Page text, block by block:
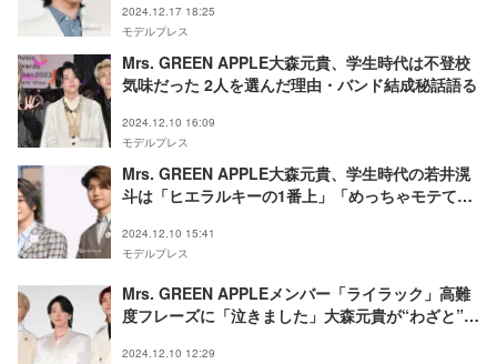
2024.12.17 18:25
モデルプレス
Mrs. GREEN APPLE大森元貴、学生時代は不登校
気味だった 2人を選んだ理由・バンド結成秘話語る
2024.12.10 16:09
モデルプレス
Mrs. GREEN APPLE大森元貴、学生時代の若井滉
斗は「ヒエラルキーの1番上」「めっちゃモテて
2024.12.10 15:41
モデルプレス
Mrs. GREEN APPLEメンバー「ライラック」高難
度フレーズに「泣きました」大森元貴が“わざと”作
2024.12.10 12:29